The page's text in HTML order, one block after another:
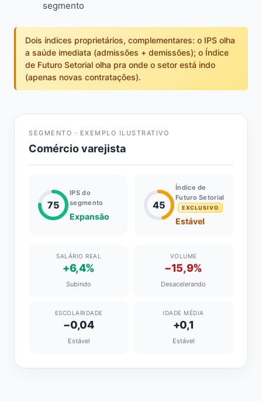
segmento
Dois índices proprietários, complementares: o IPS olha
a saúde imediata (admissões + demissões); o Índice
de Futuro Setorial olha pra onde o setor está indo
(apenas novas contratações).
SEGMENTO · EXEMPLO ILUSTRATIVO
Comércio varejista
75
IPS do
segmento
Expansão
45
Índice de
Futuro Setorial
EXCLUSIVO
Estável
SALÁRIO REAL
+6,4%
Subindo
VOLUME
−15,9%
Desacelerando
ESCOLARIDADE
−0,04
Estável
IDADE MÉDIA
+0,1
Estável